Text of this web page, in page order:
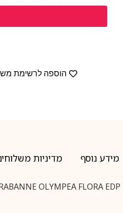
הוספה לרשימת
מידע נוסף מדיניות